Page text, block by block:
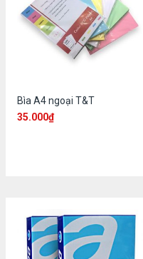
Bìa A4 ngoại T&T
35.000₫